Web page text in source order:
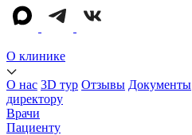
О клинике
О нас 3D тур Отзывы Документы
директору
Врачи
Пациенту